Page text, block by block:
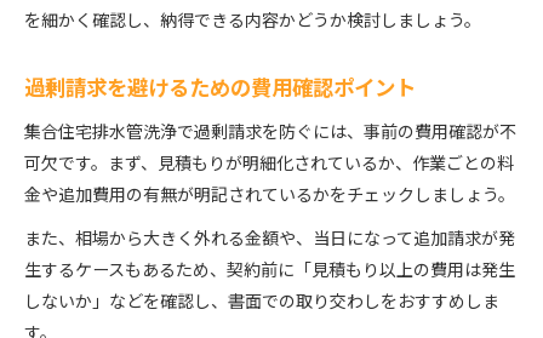
を細かく確認し、納得できる内容かどうか検討しましょう。
過剰請求を避けるための費用確認ポイント
集合住宅排水管洗浄で過剰請求を防ぐには、事前の費用確認が不
可欠です。まず、見積もりが明細化されているか、作業ごとの料
金や追加費用の有無が明記されているかをチェックしましょう。
また、相場から大きく外れる金額や、当日になって追加請求が発
生するケースもあるため、契約前に「見積もり以上の費用は発生
しないか」などを確認し、書面での取り交わしをおすすめしま
す。